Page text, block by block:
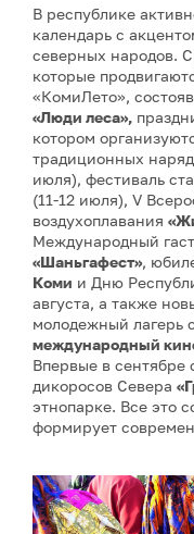
В республике
календарь с
северных народов.
которые
«КомиЛето»,
«Люди леса»,
котором
традиционных
июля), фестиваль
(11-12 июля), V
воздухоплавания
Международный
«Шаньгафест»,
Коми и Дню
августа, а также
молодежный лагерь
международный
Впервые в сентябре
дикоросов Севера
этнопарке. Все это
формирует